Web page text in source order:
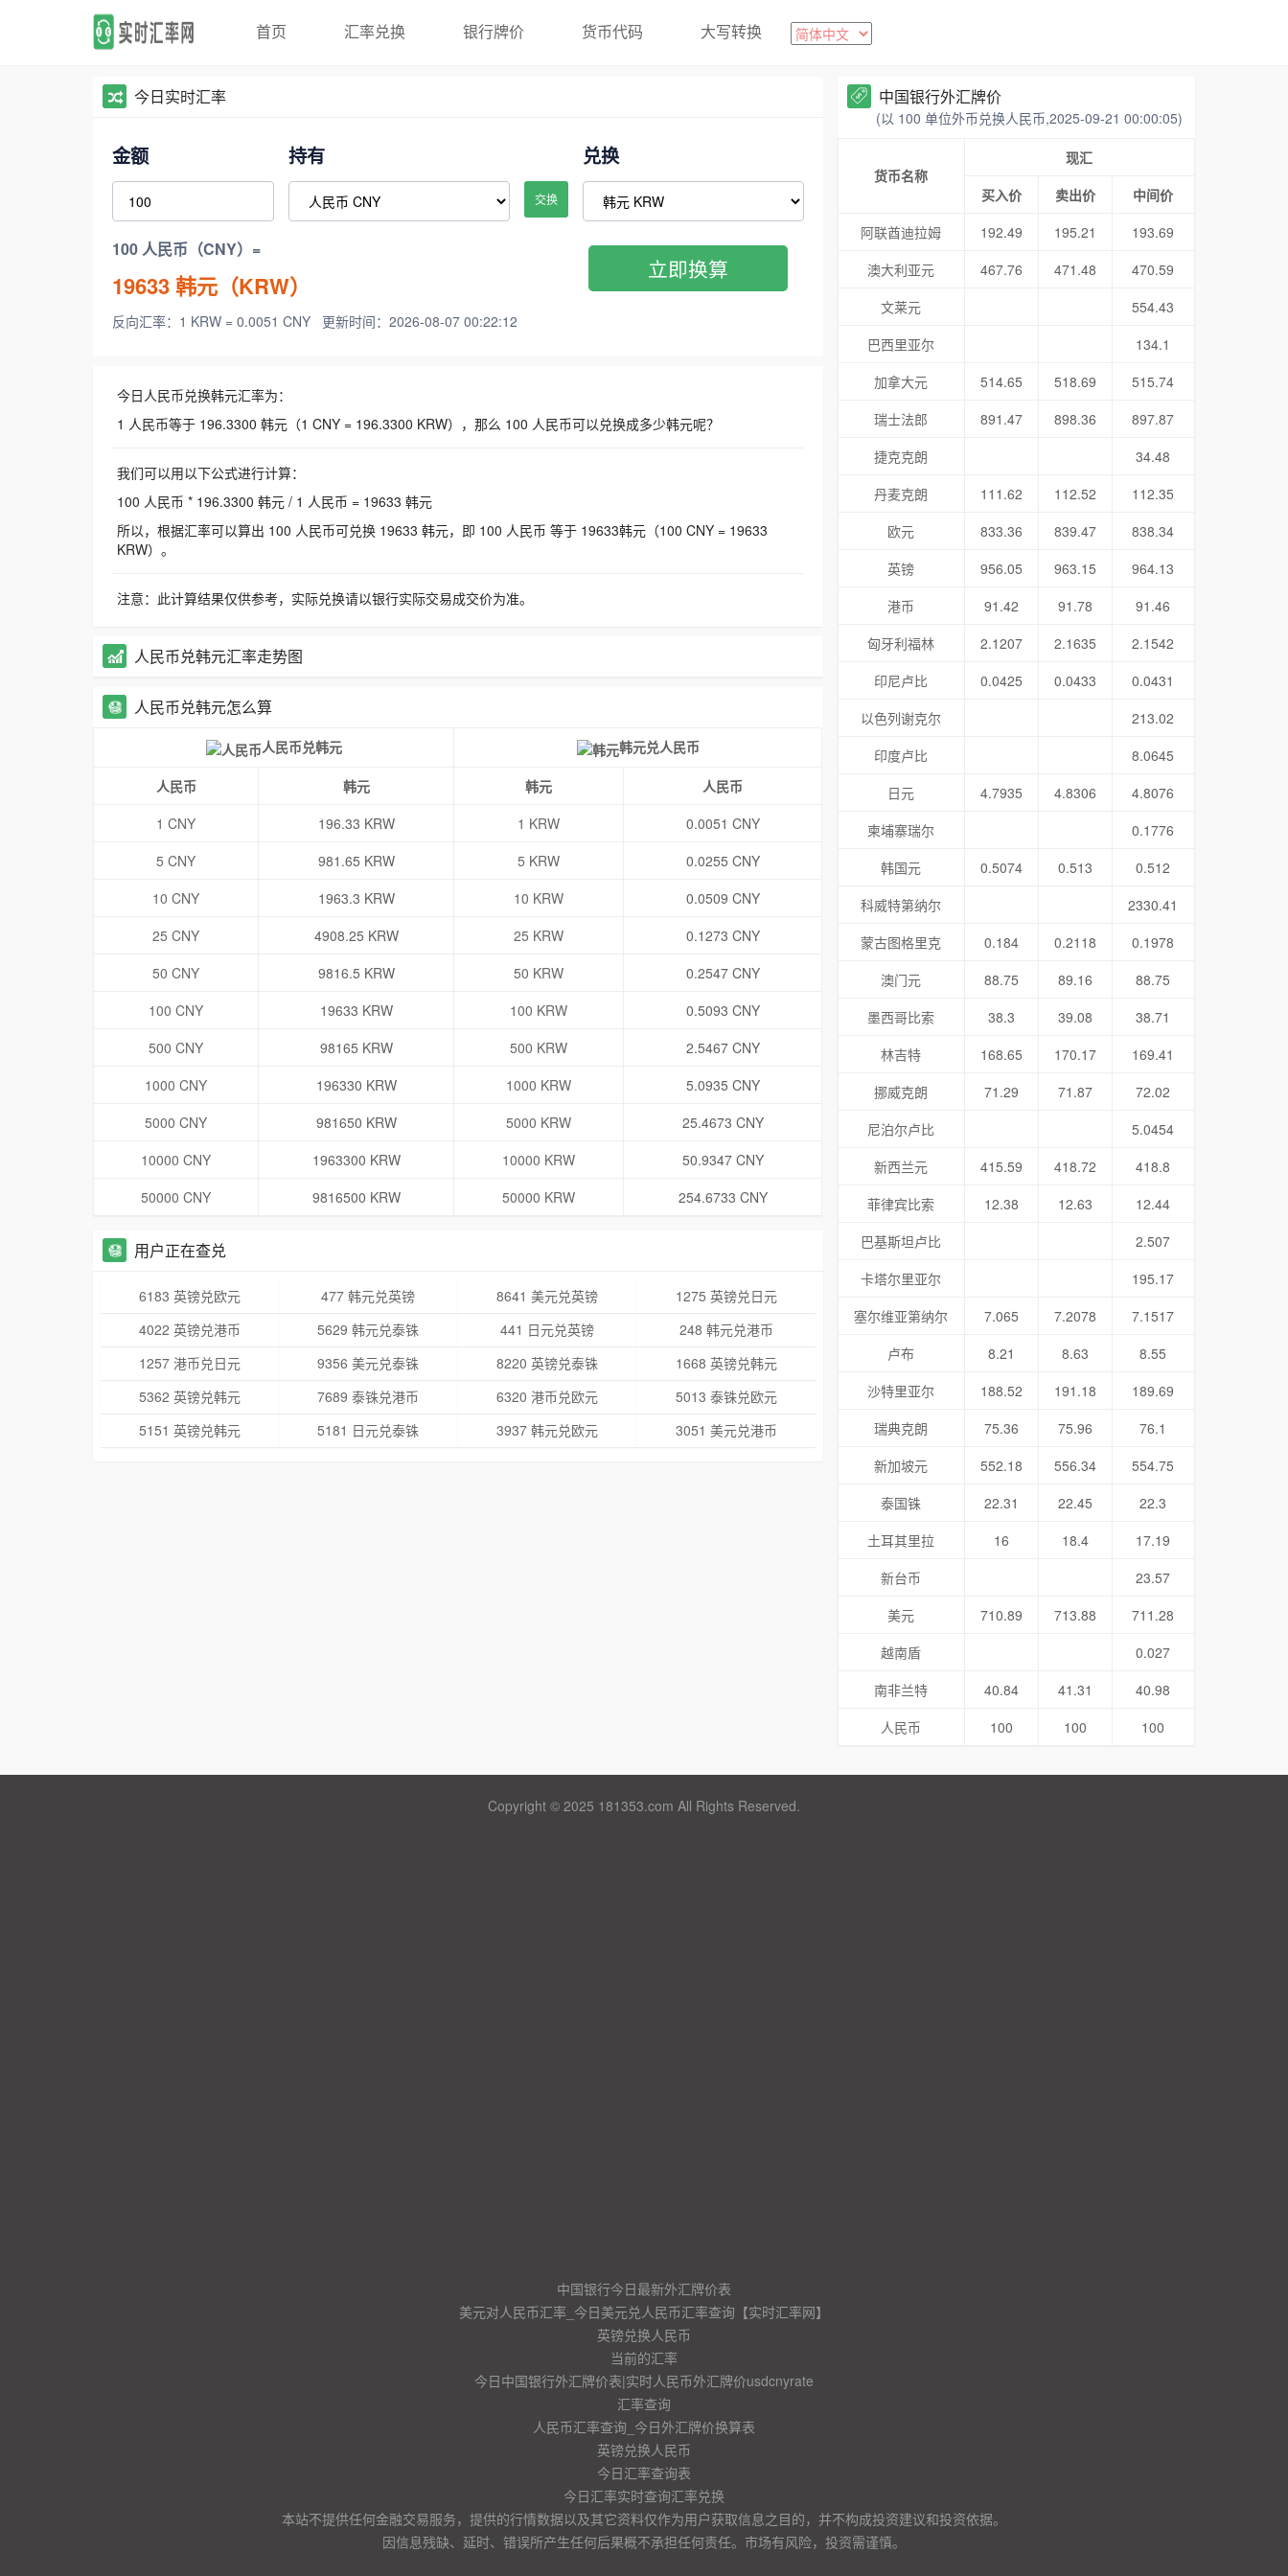
首页 汇率兑换 银行牌价 货币代码 大写转换
今日实时汇率
金额 持有
交换
兑换
100 人民币（CNY）=
19633韩元（KRW）
反向汇率：1 KRW = 0.0051 CNY 更新时间：2026-08-07 00:22:12
立即换算
今日人民币兑换韩元汇率为：
1 人民币等于 196.3300 韩元（1 CNY = 196.3300 KRW），那么 100 人民币可以兑换成多少韩元呢？
我们可以用以下公式进行计算：
100 人民币 * 196.3300 韩元 / 1 人民币 = 19633 韩元
所以，根据汇率可以算出 100 人民币可兑换 19633 韩元，即 100 人民币 等于 19633韩元（100 CNY = 19633
KRW）。
注意：此计算结果仅供参考，实际兑换请以银行实际交易成交价为准。
人民币兑韩元汇率走势图
人民币兑韩元怎么算
人民币兑韩元 韩元兑人民币
人民币 韩元 韩元
人民币
1 CNY
196.33 KRW 1 KRW
0.0051 CNY
5 CNY
981.65 KRW 5 KRW
0.0255 CNY
10 CNY
1963.3 KRW 10 KRW
0.0509 CNY
25 CNY
4908.25 KRW 25 KRW
0.1273 CNY
50 CNY
9816.5 KRW 50 KRW
0.2547 CNY
100 CNY
19633 KRW 100 KRW
0.5093 CNY
500 CNY
98165 KRW 500 KRW
2.5467 CNY
1000 CNY
196330 KRW 1000 KRW
5.0935 CNY
5000 CNY
981650 KRW 5000 KRW
25.4673 CNY
10000 CNY
1963300 KRW 10000 KRW
50.9347 CNY
50000 CNY
9816500 KRW 50000 KRW 254.6733 CNY
用户正在查兑
6183 英镑兑欧元 477 韩元兑英镑 8641 美元兑英镑
1275 英镑兑日元
4022 英镑兑港币
5629 韩元兑泰铢 441 日元兑英镑
248 韩元兑港币
1257 港币兑日元
9356 美元兑泰铢 8220 英镑兑泰铢
1668 英镑兑韩元
5362 英镑兑韩元
7689 泰铢兑港币 6320 港币兑欧元
5013 泰铢兑欧元
5151 英镑兑韩元
5181 日元兑泰铢 3937 韩元兑欧元 3051 美元兑港币
中国银行外汇牌价
(以 100 单位外币兑换人民币,2025-09-21 00:00:05)
货币名称
现汇
买入价
卖出价
中间价
阿联酋迪拉姆
192.49 195.21
193.69
澳大利亚元
467.76 471.48
470.59
文莱元
554.43
巴西里亚尔
134.1
加拿大元
514.65 518.69
515.74
瑞士法郎
891.47 898.36
897.87
捷克克朗
34.48
丹麦克朗
111.62 112.52
112.35
欧元
833.36 839.47
838.34
英镑
956.05 963.15
964.13
港币
91.42 91.78
91.46
匈牙利福林
2.1207 2.1635
2.1542
印尼卢比
0.0425 0.0433
0.0431
以色列谢克尔
213.02
印度卢比
8.0645
日元
4.7935 4.8306
4.8076
柬埔寨瑞尔
0.1776
韩国元
0.5074 0.513
0.512
科威特第纳尔
2330.41
蒙古图格里克
0.184 0.2118
0.1978
澳门元
88.75 89.16
88.75
墨西哥比索
38.3 39.08
38.71
林吉特
168.65 170.17
169.41
挪威克朗
71.29 71.87
72.02
尼泊尔卢比
5.0454
新西兰元
415.59 418.72
418.8
菲律宾比索
12.38 12.63
12.44
巴基斯坦卢比
2.507
卡塔尔里亚尔
195.17
塞尔维亚第纳尔
7.065 7.2078
7.1517
卢布
8.21 8.63
8.55
沙特里亚尔
188.52 191.18
189.69
瑞典克朗
75.36 75.96
76.1
新加坡元
552.18 556.34
554.75
泰国铢
22.31 22.45
22.3
土耳其里拉
16 18.4
17.19
新台币
23.57
美元
710.89 713.88
711.28
越南盾
0.027
南非兰特
40.84 41.31
40.98
人民币
100 100 100
Copyright © 2025 181353.com All Rights Reserved.
中国银行今日最新外汇牌价表
美元对人民币汇率_今日美元兑人民币汇率查询【实时汇率网】
英镑兑换人民币
当前的汇率
今日中国银行外汇牌价表|实时人民币外汇牌价usdcnyrate
汇率查询
人民币汇率查询_今日外汇牌价换算表
英镑兑换人民币
今日汇率查询表
今日汇率实时查询汇率兑换
本站不提供任何金融交易服务，提供的行情数据以及其它资料仅作为用户获取信息之目的，并不构成投资建议和投资依据。
因信息残缺、延时、错误所产生任何后果概不承担任何责任。市场有风险，投资需谨慎。